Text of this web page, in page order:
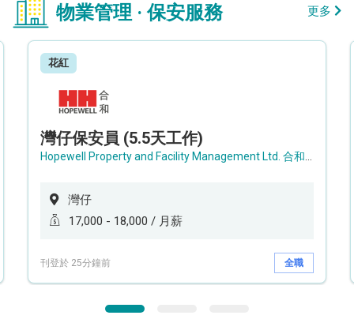
物業管理 · 保安服務 更多
花紅
灣仔保安員 (5.5天工作)
灣仔
17,000 - 18,000 / 月薪
刊登於 25分鐘前 全職